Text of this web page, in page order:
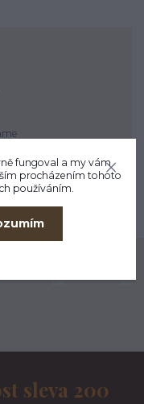
sleva 200
fungoval a my vám
procházením tohoto
používáním.